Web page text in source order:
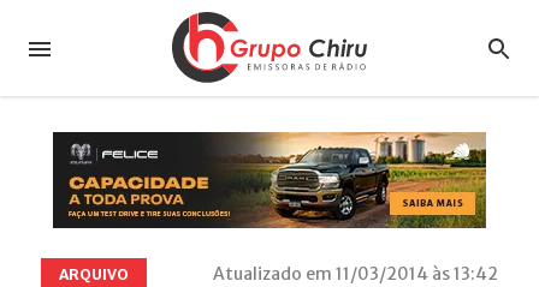
ARQUIVO Atualizado em 11/03/2014 às 13:42